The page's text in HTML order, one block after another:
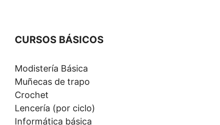
CURSOS BÁSICOS
Modistería Básica
Muñecas de trapo
Crochet
Lencería (por ciclo)
Informática básica